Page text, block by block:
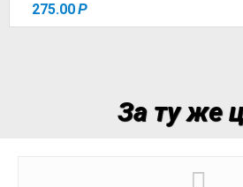
275.00Р
За ту же